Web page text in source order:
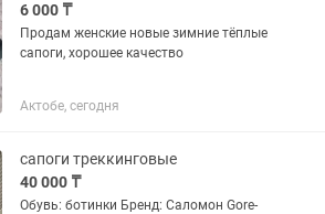
6 000 ₸
Продам женские новые зимние тёплые
сапоги, хорошее качество
Актобе, сегодня
сапоги треккинговые
40 000 ₸
Обувь: ботинки Бренд: Саломон Gore-